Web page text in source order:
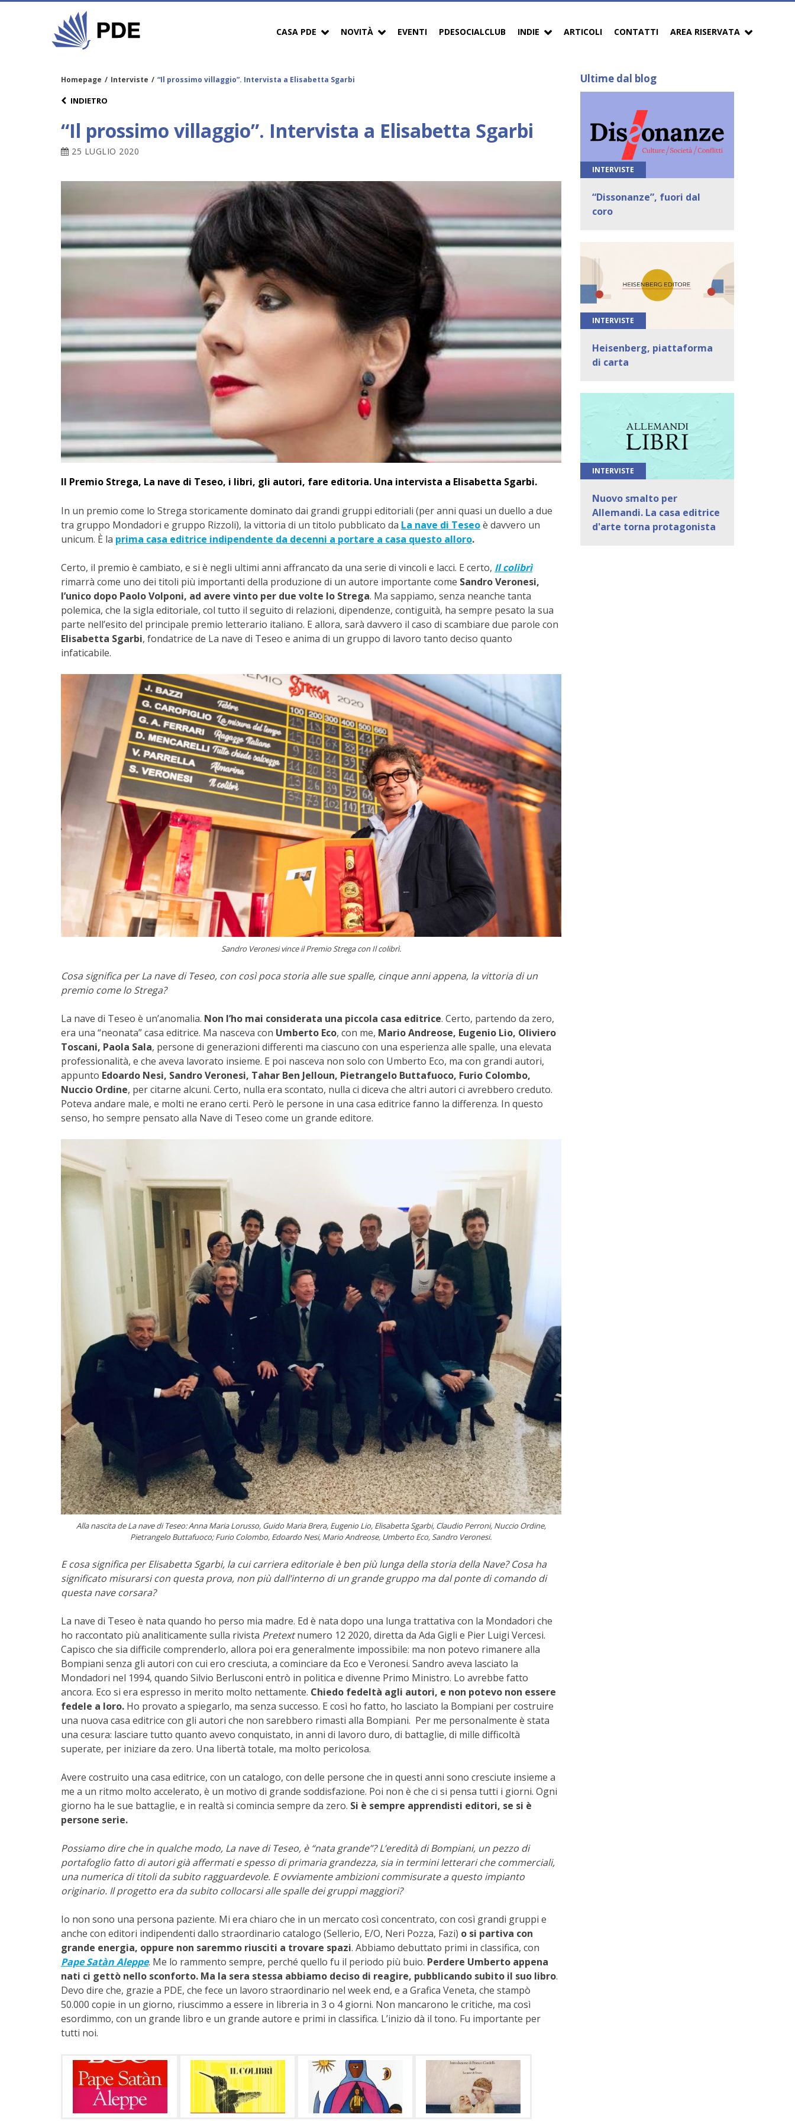
CASA PDE NOVITÀ EVENTI PDESOCIALCLUB INDIE ARTICOLI CONTATTI AREA RISERVATA
Homepage / Interviste / “Il prossimo villaggio”. Intervista a Elisabetta Sgarbi
INDIETRO
“Il prossimo villaggio”. Intervista a Elisabetta Sgarbi
25 LUGLIO 2020
Il Premio Strega, La nave di Teseo, i libri, gli autori, fare editoria. Una intervista a Elisabetta Sgarbi.
In un premio come lo Strega storicamente dominato dai grandi gruppi editoriali (per anni quasi un duello a due
tra gruppo Mondadori e gruppo Rizzoli), la vittoria di un titolo pubblicato da La nave di Teseoè davvero un
unicum. È la prima casa editrice indipendente da decenni a portare a casa questo alloro.
Certo, il premio è cambiato, e si è negli ultimi anni affrancato da una serie di vincoli e lacci. E certo, Il colibrì
rimarrà come uno dei titoli più importanti della produzione di un autore importante come Sandro Veronesi,
l’unico dopo Paolo Volponi, ad avere vinto per due volte lo Strega. Ma sappiamo, senza neanche tanta
polemica, che la sigla editoriale, col tutto il seguito di relazioni, dipendenze, contiguità, ha sempre pesato la sua
parte nell’esito del principale premio letterario italiano. E allora, sarà davvero il caso di scambiare due parole con
Elisabetta Sgarbi, fondatrice de La nave di Teseo e anima di un gruppo di lavoro tanto deciso quanto
infaticabile.
Sandro Veronesi vince il Premio Strega con Il colibrì.
Cosa significa per La nave di Teseo, con così poca storia alle sue spalle, cinque anni appena, la vittoria di un
premio come lo Strega?
La nave di Teseo è un’anomalia. Non l’ho mai considerata una piccola casa editrice. Certo, partendo da zero,
era una “neonata” casa editrice. Ma nasceva con Umberto Eco, con me, Mario Andreose, Eugenio Lio, Oliviero
Toscani, Paola Sala, persone di generazioni differenti ma ciascuno con una esperienza alle spalle, una elevata
professionalità, e che aveva lavorato insieme. E poi nasceva non solo con Umberto Eco, ma con grandi autori,
appunto Edoardo Nesi, Sandro Veronesi, Tahar Ben Jelloun, Pietrangelo Buttafuoco, Furio Colombo,
Nuccio Ordine, per citarne alcuni. Certo, nulla era scontato, nulla ci diceva che altri autori ci avrebbero creduto.
Poteva andare male, e molti ne erano certi. Però le persone in una casa editrice fanno la differenza. In questo
senso, ho sempre pensato alla Nave di Teseo come un grande editore.
Alla nascita de La nave di Teseo: Anna Maria Lorusso, Guido Maria Brera, Eugenio Lio, Elisabetta Sgarbi, Claudio Perroni, Nuccio Ordine,
Pietrangelo Buttafuoco; Furio Colombo, Edoardo Nesi, Mario Andreose, Umberto Eco, Sandro Veronesi.
E cosa significa per Elisabetta Sgarbi, la cui carriera editoriale è ben più lunga della storia della Nave? Cosa ha
significato misurarsi con questa prova, non più dall’interno di un grande gruppo ma dal ponte di comando di
questa nave corsara?
La nave di Teseo è nata quando ho perso mia madre. Ed è nata dopo una lunga trattativa con la Mondadori che
ho raccontato più analiticamente sulla rivista Pretextnumero 12 2020, diretta da Ada Gigli e Pier Luigi Vercesi.
Capisco che sia difficile comprenderlo, allora poi era generalmente impossibile: ma non potevo rimanere alla
Bompiani senza gli autori con cui ero cresciuta, a cominciare da Eco e Veronesi. Sandro aveva lasciato la
Mondadori nel 1994, quando Silvio Berlusconi entrò in politica e divenne Primo Ministro. Lo avrebbe fatto
ancora. Eco si era espresso in merito molto nettamente. Chiedo fedeltà agli autori, e non potevo non essere
fedele a loro. Ho provato a spiegarlo, ma senza successo. E così ho fatto, ho lasciato la Bompiani per costruire
una nuova casa editrice con gli autori che non sarebbero rimasti alla Bompiani. Per me personalmente è stata
una cesura: lasciare tutto quanto avevo conquistato, in anni di lavoro duro, di battaglie, di mille difficoltà
superate, per iniziare da zero. Una libertà totale, ma molto pericolosa.
Avere costruito una casa editrice, con un catalogo, con delle persone che in questi anni sono cresciute insieme a
me a un ritmo molto accelerato, è un motivo di grande soddisfazione. Poi non è che ci si pensa tutti i giorni. Ogni
giorno ha le sue battaglie, e in realtà si comincia sempre da zero. Si è sempre apprendisti editori, se si è
persone serie.
Possiamo dire che in qualche modo, La nave di Teseo, è “nata grande”? L’eredità di Bompiani, un pezzo di
portafoglio fatto di autori già affermati e spesso di primaria grandezza, sia in termini letterari che commerciali,
una numerica di titoli da subito ragguardevole. E ovviamente ambizioni commisurate a questo impianto
originario. Il progetto era da subito collocarsi alle spalle dei gruppi maggiori?
Io non sono una persona paziente. Mi era chiaro che in un mercato così concentrato, con così grandi gruppi e
anche con editori indipendenti dallo straordinario catalogo (Sellerio, E/O, Neri Pozza, Fazi) o si partiva con
grande energia, oppure non saremmo riusciti a trovare spazi. Abbiamo debuttato primi in classifica, con
Pape Satàn Aleppe. Me lo rammento sempre, perché quello fu il periodo più buio. Perdere Umberto appena
nati ci gettò nello sconforto. Ma la sera stessa abbiamo deciso di reagire, pubblicando subito il suo libro.
Devo dire che, grazie a PDE, che fece un lavoro straordinario nel week end, e a Grafica Veneta, che stampò
50.000 copie in un giorno, riuscimmo a essere in libreria in 3 o 4 giorni. Non mancarono le critiche, ma così
esordimmo, con un grande libro e un grande autore e primi in classifica. L’inizio dà il tono. Fu importante per
tutti noi.
Ultime dal blog
INTERVISTE
“Dissonanze”, fuori dal
coro
INTERVISTE
Heisenberg, piattaforma
di carta
INTERVISTE
Nuovo smalto per
Allemandi. La casa editrice
d'arte torna protagonista